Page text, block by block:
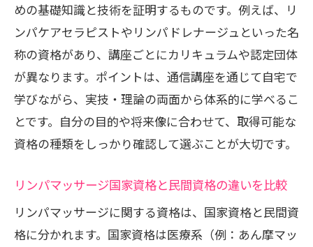
めの基礎知識と技術を証明するものです。例えば、リ
ンパケアセラピストやリンパドレナージュといった名
称の資格があり、講座ごとにカリキュラムや認定団体
が異なります。ポイントは、通信講座を通じて自宅で
学びながら、実技・理論の両面から体系的に学べるこ
とです。自分の目的や将来像に合わせて、取得可能な
資格の種類をしっかり確認して選ぶことが大切です。
リンパマッサージ国家資格と民間資格の違いを比較
リンパマッサージに関する資格は、国家資格と民間資
格に分かれます。国家資格は医療系（例：あん摩マッ